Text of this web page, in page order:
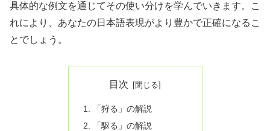
具体的な例文を通じてその使い分けを学んでいきます。こ
れにより、あなたの日本語表現がより豊かで正確になるこ
とでしょう。
目次
「狩る」の解説
「駆る」の解説